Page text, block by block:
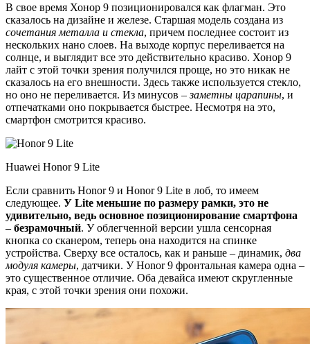
В свое время Хонор 9 позиционировался как флагман. Это
сказалось на дизайне и железе. Старшая модель создана из
сочетания металла и стекла, причем последнее состоит из
нескольких нано слоев. На выходе корпус переливается на
солнце, и выглядит все это действительно красиво. Хонор 9
лайт с этой точки зрения получился проще, но это никак не
сказалось на его внешности. Здесь также используется стекло,
но оно не переливается. Из минусов –заметны царапины, и
отпечатками оно покрывается быстрее. Несмотря на это,
смартфон смотрится красиво.
Huawei Honor 9 Lite
Если сравнить Honor 9 и Honor 9 Lite в лоб, то имеем
следующее. У Lite меньшие по размеру рамки, это не
удивительно, ведь основное позиционирование смартфона
– безрамочный. У облегченной версии ушла сенсорная
кнопка со сканером, теперь она находится на спинке
устройства. Сверху все осталось, как и раньше – динамик, два
модуля камеры, датчики. У Honor 9 фронтальная камера одна –
это существенное отличие. Оба девайса имеют скругленные
края, с этой точки зрения они похожи.